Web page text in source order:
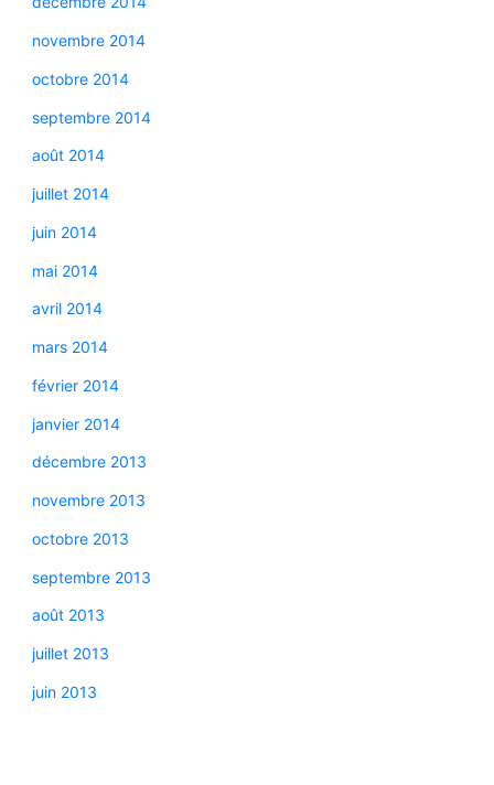
novembre 2014
octobre 2014
septembre 2014
août 2014
juillet 2014
juin 2014
mai 2014
avril 2014
mars 2014
février 2014
janvier 2014
décembre 2013
novembre 2013
octobre 2013
septembre 2013
août 2013
juillet 2013
juin 2013